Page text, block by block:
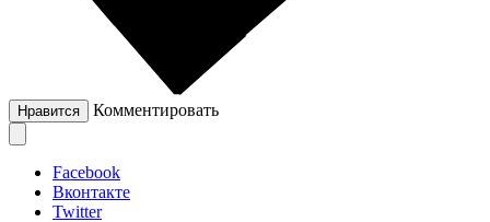
Нравится Комментировать
Facebook
Вконтакте
Twitter